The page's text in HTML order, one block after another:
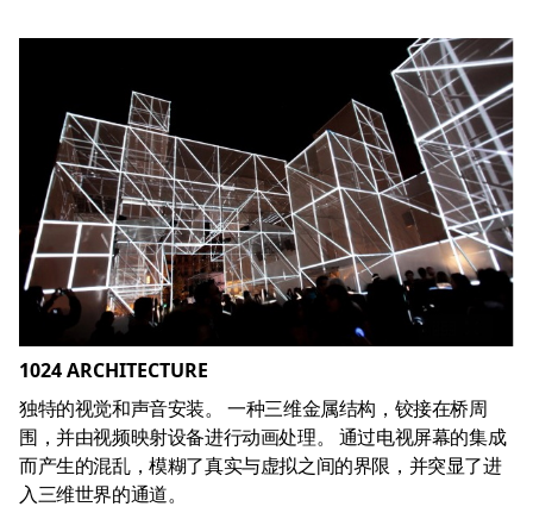
1024 ARCHITECTURE
独特的视觉和声音安装。 一种三维金属结构，铰接在桥周
围，并由视频映射设备进行动画处理。 通过电视屏幕的集成
而产生的混乱，模糊了真实与虚拟之间的界限，并突显了进
入三维世界的通道。